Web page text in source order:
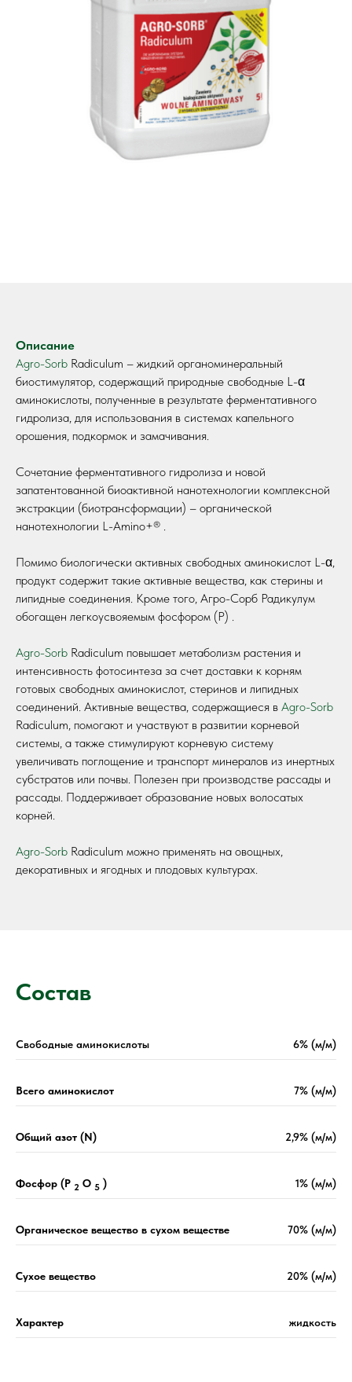
Описание
Agro-Sorb Radiculum – жидкий органоминеральный
биостимулятор, содержащий природные свободные L-α
аминокислоты, полученные в результате ферментативного
гидролиза, для использования в системах капельного
орошения, подкормок и замачивания.
Сочетание ферментативного гидролиза и новой
запатентованной биоактивной нанотехнологии комплексной
экстракции (биотрансформации) – органической
нанотехнологии L-Amino+® .
Помимо биологически активных свободных аминокислот L-α,
продукт содержит такие активные вещества, как стерины и
липидные соединения. Кроме того, Агро-Сорб Радикулум
обогащен легкоусвояемым фосфором (Р) .
Agro-Sorb Radiculum повышает метаболизм растения и
интенсивность фотосинтеза за счет доставки к корням
готовых свободных аминокислот, стеринов и липидных
соединений. Активные вещества, содержащиеся в Agro-Sorb
Radiculum, помогают и участвуют в развитии корневой
системы, а также стимулируют корневую систему
увеличивать поглощение и транспорт минералов из инертных
субстратов или почвы. Полезен при производстве рассады и
рассады. Поддерживает образование новых волосатых
корней.
Agro-Sorb Radiculum можно применять на овощных,
декоративных и ягодных и плодовых культурах.
Состав
Свободные аминокислоты 6% (м/м)
Всего аминокислот 7% (м/м)
Общий азот (N) 2,9% (м/м)
Фосфор (P 2 O 5 ) 1% (м/м)
Органическое вещество в сухом веществе 70% (м/м)
Сухое вещество 20% (м/м)
Характер жидкость